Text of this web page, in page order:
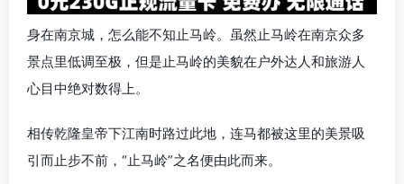
身在南京城，怎么能不知止马岭。虽然止马岭在南京众多
景点里低调至极，但是止马岭的美貌在户外达人和旅游人
心目中绝对数得上。
相传乾隆皇帝下江南时路过此地，连马都被这里的美景吸
引而止步不前，“止马岭”之名便由此而来。